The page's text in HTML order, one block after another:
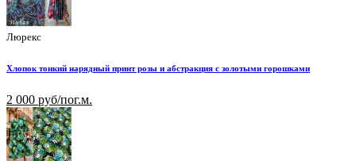
Люрекс
Хлопок тонкий нарядный принт розы и абстракция с золотыми горошками
2 000 руб/пог.м.